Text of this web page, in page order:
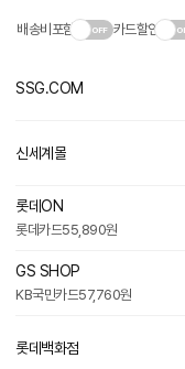
배송비포함 카드할인
SSG.COM
신세계몰
롯데ON
롯데카드55,890원
GS SHOP
KB국민카드57,760원
롯데백화점